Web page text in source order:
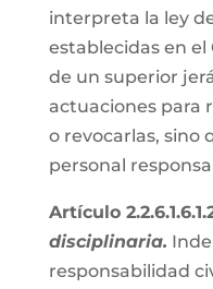
interpreta la ley
establecidas en el
de un superior
actuaciones para
o revocarlas, sino
personal
Artículo
disciplinaria.
responsabilidad